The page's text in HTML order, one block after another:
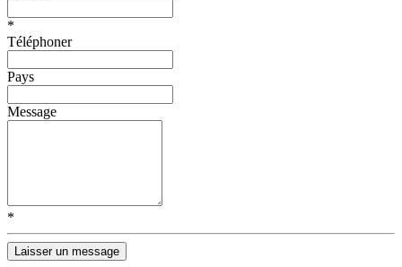
*
Téléphoner
Pays
Message
*
Laisser un message